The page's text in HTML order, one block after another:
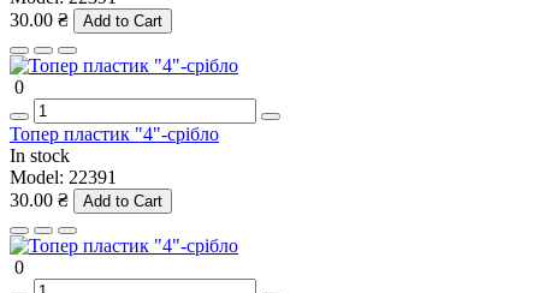
30.00 ₴
Add to Cart
0
Топер пластик "4"-срібло
In stock
Model: 22391
30.00 ₴
Add to Cart
0